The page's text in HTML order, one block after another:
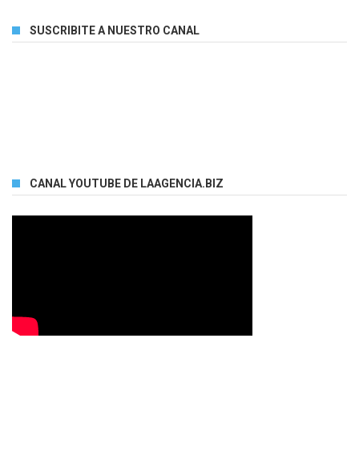
SUSCRIBITE A NUESTRO CANAL
CANAL YOUTUBE DE LAAGENCIA.BIZ